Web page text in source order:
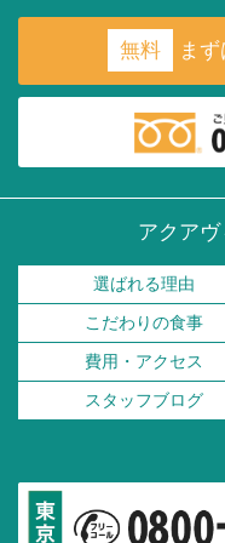
無料 ま
アクア
選ばれる理由
こだわりの食事
費用・アクセス
スタッフブログ